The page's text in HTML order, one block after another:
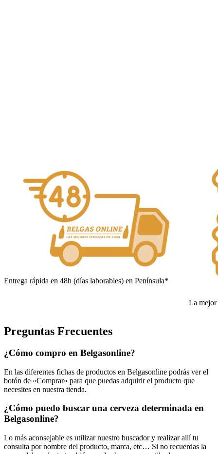
Entrega rápida en 48h (días laborables) en Península*
La mejor
Preguntas Frecuentes
¿Cómo compro en Belgasonline?
En las diferentes fichas de productos en Belgasonline podrás ver el
botón de «Comprar» para que puedas adquirir el producto que
necesites en nuestra tienda.
¿Cómo puedo buscar una cerveza determinada en
Belgasonline?
Lo más aconsejable es utilizar nuestro buscador y realizar allí tu
consulta por nombre del producto, marca, etc… Si no recuerdas la